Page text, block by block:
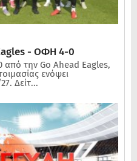
- ΟΦΗ 4-0
την Go Ahead Eagles,
ενόψει
Δείτ...